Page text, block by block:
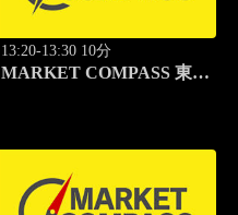
13:20-13:30 10分
MARKET COMPASS 東証